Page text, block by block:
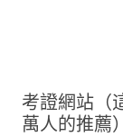
考證網站（
萬人的推薦）